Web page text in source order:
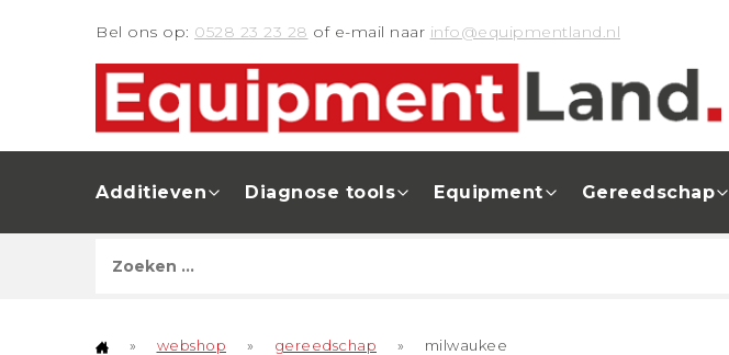
Bel ons op: 0528 23 23 28 of e-mail naar info@equipmentland.nl
Additieven Diagnose tools Equipment Gereedschap
» webshop » gereedschap » milwaukee